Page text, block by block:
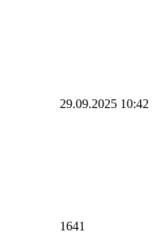
29.09.2025 10:42
1641